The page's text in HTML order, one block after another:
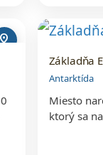
Základňa
Antarktída
Miesto
ktorý sa